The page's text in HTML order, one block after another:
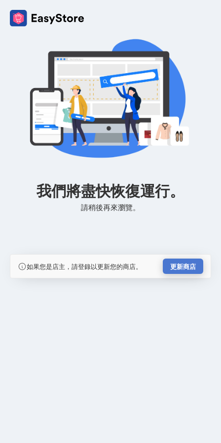
我們將盡快恢復運行。
請稍後再來瀏覽。
如果您是店主，請登錄以更新您的商店。 更新商店